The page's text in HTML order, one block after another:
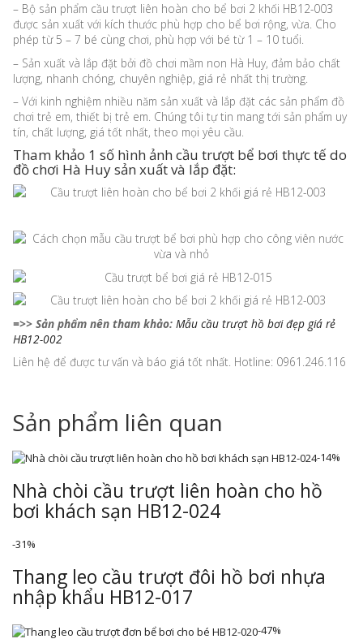
– Bộ sản phẩm cầu trượt liên hoàn cho bể bơi 2 khối HB12-003
được sản xuất với kích thước phù hợp cho bể bơi rộng, vừa. Cho
phép từ 5 – 7 bé cùng chơi, phù hợp với bé từ 1 – 10 tuổi.
– Sản xuất và lắp đặt bởi đồ chơi mầm non Hà Huy, đảm bảo chất
lượng, nhanh chóng, chuyên nghiệp, giá rẻ nhất thị trường.
– Với kinh nghiệm nhiều năm sản xuất và lắp đặt các sản phẩm đồ
chơi trẻ em, thiết bị trẻ em. Chúng tôi tự tin mang tới sản phẩm uy
tín, chất lượng, giá tốt nhất, theo mọi yêu cầu.
Tham khảo 1 số hình ảnh cầu trượt bể bơi thực tế do
đồ chơi Hà Huy sản xuất và lắp đặt:
=>> Sản phẩm nên tham khảo: Mẫu cầu trượt hồ bơi đẹp giá rẻ
HB12-002
Liên hệ để được tư vấn và báo giá tốt nhất. Hotline: 0961.246.116
Sản phẩm liên quan
-14%
Nhà chòi cầu trượt liên hoàn cho hồ
bơi khách sạn HB12-024
-31%
Thang leo cầu trượt đôi hồ bơi nhựa
nhập khẩu HB12-017
-47%